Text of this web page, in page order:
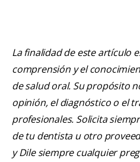
La finalidad de este artículo
comprensión y el
de salud oral. Su propósito
opinión, el diagnóstico o el
profesionales. Solicita
de tu dentista u otro
y Dile siempre cualquier